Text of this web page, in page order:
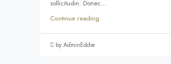
sollicitudin. Donec...
Continue reading
by AdminEddie